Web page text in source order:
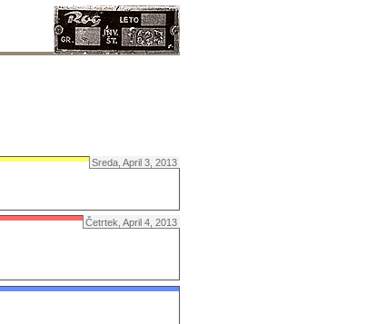
Sreda, April 3, 2013
Četrtek, April 4, 2013